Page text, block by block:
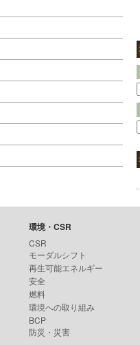
環境・CSR
CSR
モーダルシフト
再生可能エネルギー
安全
燃料
環境への取り組み
BCP
防災・災害